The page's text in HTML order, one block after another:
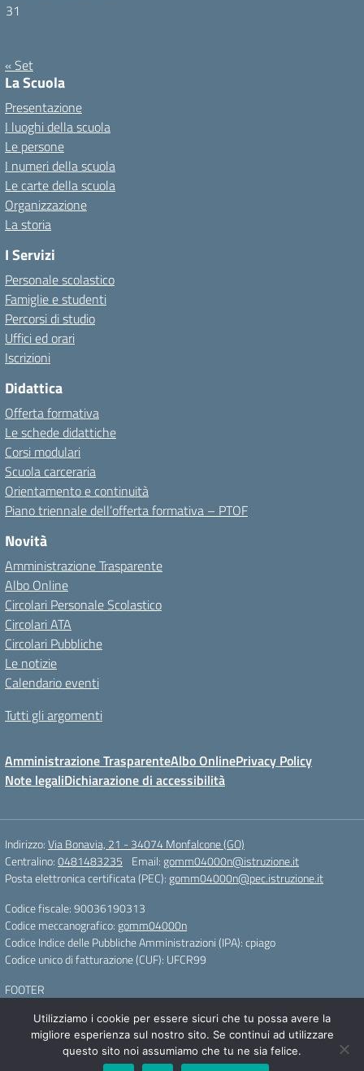
31
« Set
La Scuola
Presentazione
I luoghi della scuola
Le persone
I numeri della scuola
Le carte della scuola
Organizzazione
La storia
I Servizi
Personale scolastico
Famiglie e studenti
Percorsi di studio
Uffici ed orari
Iscrizioni
Didattica
Offerta formativa
Le schede didattiche
Corsi modulari
Scuola carceraria
Orientamento e continuità
Piano triennale dell’offerta formativa – PTOF
Novità
Amministrazione Trasparente
Albo Online
Circolari Personale Scolastico
Circolari ATA
Circolari Pubbliche
Le notizie
Calendario eventi
Tutti gli argomenti
Amministrazione TrasparenteAlbo OnlinePrivacy Policy
Note legaliDichiarazione di accessibilità
Indirizzo:Via Bonavia, 21 - 34074 Monfalcone (GO)
Centralino:0481483235 Email: gomm04000n@istruzione.it
Posta elettronica certificata (PEC): gomm04000n@pec.istruzione.it
Codice fiscale: 90036190313
Codice meccanografico: gomm04000n
Codice Indice delle Pubbliche Amministrazioni (IPA): cpiago
Codice unico di fatturazione (CUF): UFCR99
FOOTER
Concept & Design by Designers Italia
Utilizziamo i cookie per essere sicuri che tu possa avere la
migliore esperienza sul nostro sito. Se continui ad utilizzare
questo sito noi assumiamo che tu ne sia felice.